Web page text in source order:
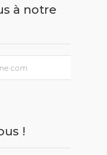
à notre
!